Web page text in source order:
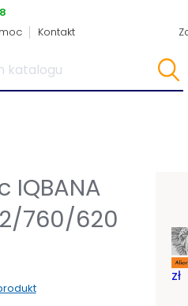
Kontakt
IQBANA
2/760/620
zł